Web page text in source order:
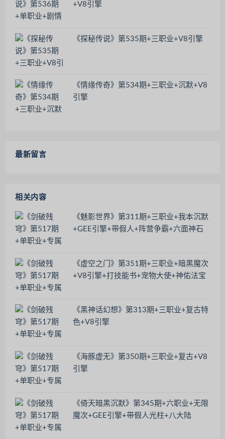
+V8引擎
《探秘传说》第535期+三职业+V8引擎
《情缘传奇》第534期+三职业+沉默+V8
引擎
最新留言
相关内容
《魅影世界》第311期+三职业+我本沉默
+GEE引擎+带假人+阵营争霸+六面神石
《虚空之门》第351期+三职业+暗黑魔次
+V8引擎+打技能书+宠物大使+神佑法宝
《黑神话幻想》第313期+三职业+复古特
色+V8引擎
《海豚虚无》第350期+三职业+复古+V8
引擎
《倚天暗黑沉默》第345期+六职业+无限
魔次+GEE引擎+带假人光柱+八大陆